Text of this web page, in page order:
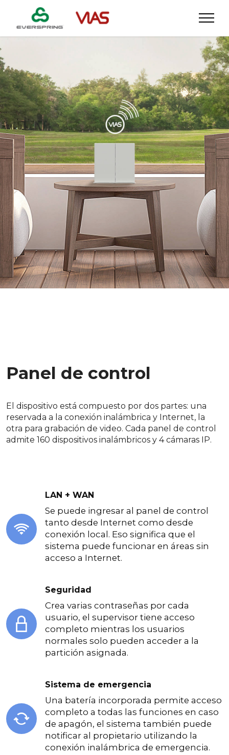
Panel de control
El dispositivo está compuesto por dos partes: una
reservada a la conexión inalámbrica y Internet, la
otra para grabación de video. Cada panel de control
admite 160 dispositivos inalámbricos y 4 cámaras IP.
LAN + WAN
Se puede ingresar al panel de control
tanto desde Internet como desde
conexión local. Eso significa que el
sistema puede funcionar en áreas sin
acceso a Internet.
Seguridad
Crea varias contraseñas por cada
usuario, el supervisor tiene acceso
completo mientras los usuarios
normales solo pueden acceder a la
partición asignada.
Sistema de emergencia
Una batería incorporada permite acceso
completo a todas las funciones en caso
de apagón, el sistema también puede
notificar al propietario utilizando la
conexión inalámbrica de emergencia.